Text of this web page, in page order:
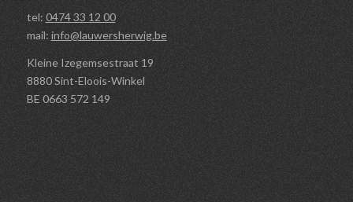
tel: 0474 33 12 00
mail: info@lauwersherwig.be
Kleine Izegemsestraat 19
8880 Sint-Eloois-Winkel
BE 0663 572 149